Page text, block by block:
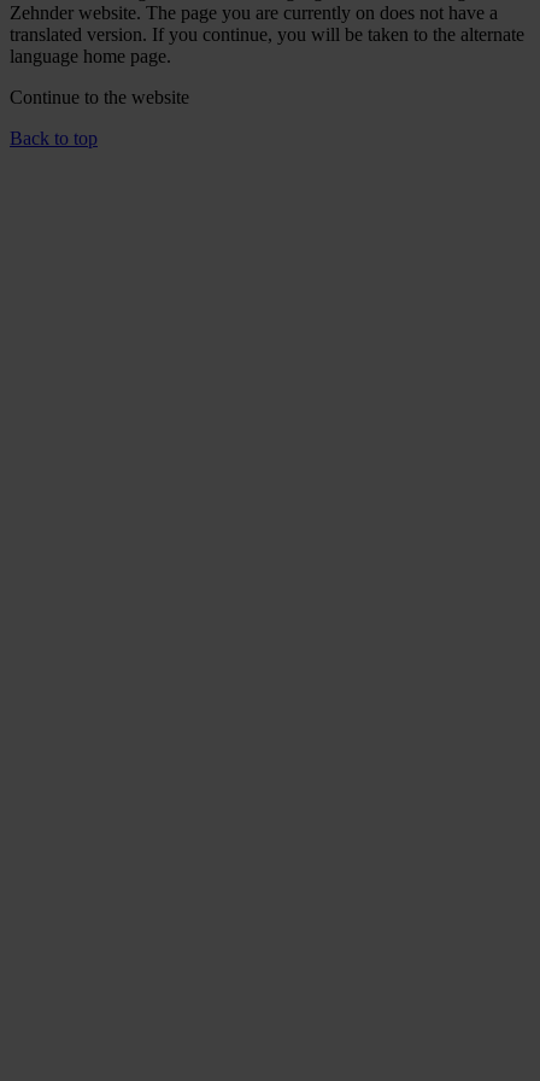
Zehnder website. The page you are currently on does not have a
translated version. If you continue, you will be taken to the alternate
language home page.
Continue to the website
Back to top